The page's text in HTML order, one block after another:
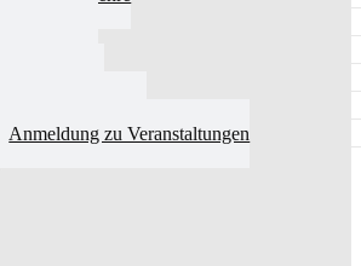
Anmeldung zu Veranstaltungen